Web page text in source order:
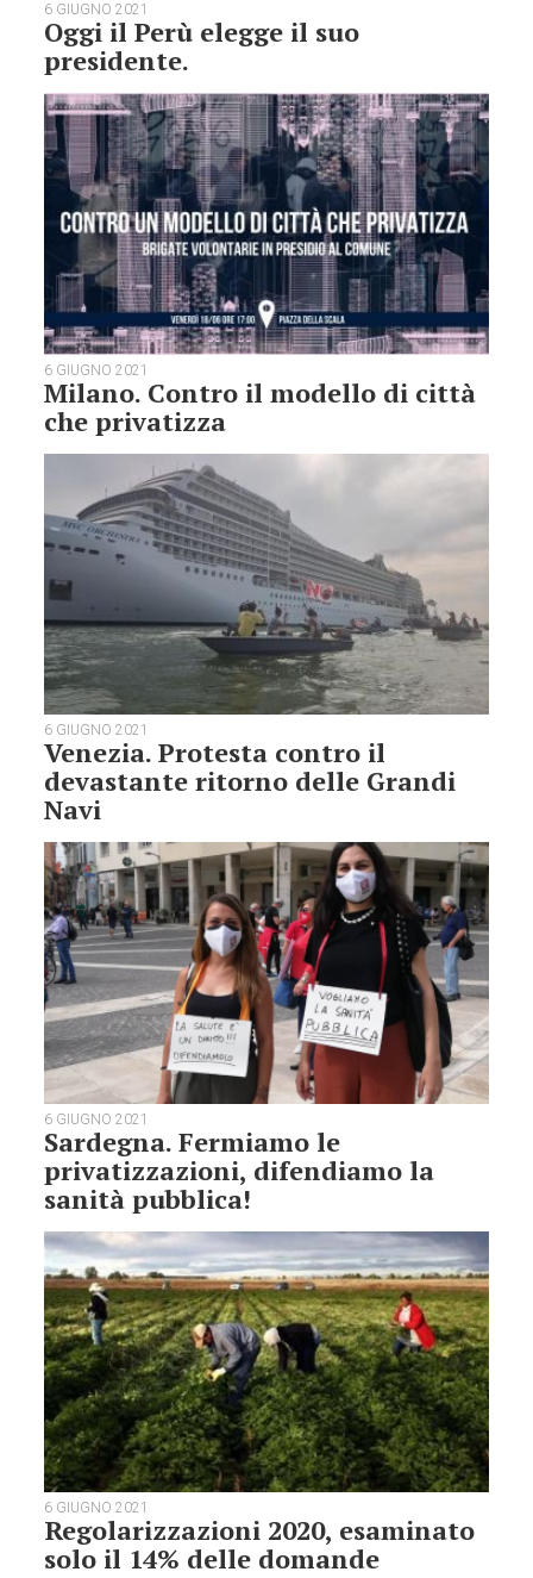
6 GIUGNO 2021
Oggi il Perù elegge il suo
presidente.
6 GIUGNO 2021
Milano. Contro il modello di città
che privatizza
6 GIUGNO 2021
Venezia. Protesta contro il
devastante ritorno delle Grandi
Navi
6 GIUGNO 2021
Sardegna. Fermiamo le
privatizzazioni, difendiamo la
sanità pubblica!
6 GIUGNO 2021
Regolarizzazioni 2020, esaminato
solo il 14% delle domande